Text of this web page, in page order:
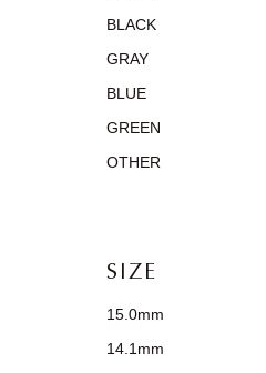
BLACK
GRAY
BLUE
GREEN
OTHER
SIZE
15.0mm
14.1mm